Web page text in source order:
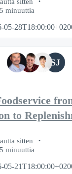
minuuttia
05-
SJ
to
sitten
minuuttia
05-